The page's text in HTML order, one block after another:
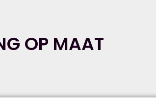
OP MAAT